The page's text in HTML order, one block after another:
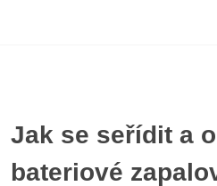
Jak se seřídit a
bateriové